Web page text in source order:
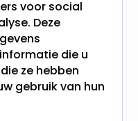
Dimmer
voor social
Deze
die u
ze hebben
gebruik van hun